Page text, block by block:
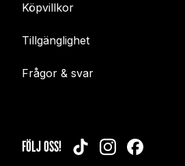
Köpvillkor
Tillgänglighet
Frågor & svar
FÖLJ OSS! TIKTOKINSTAGRAMFACEBOOK